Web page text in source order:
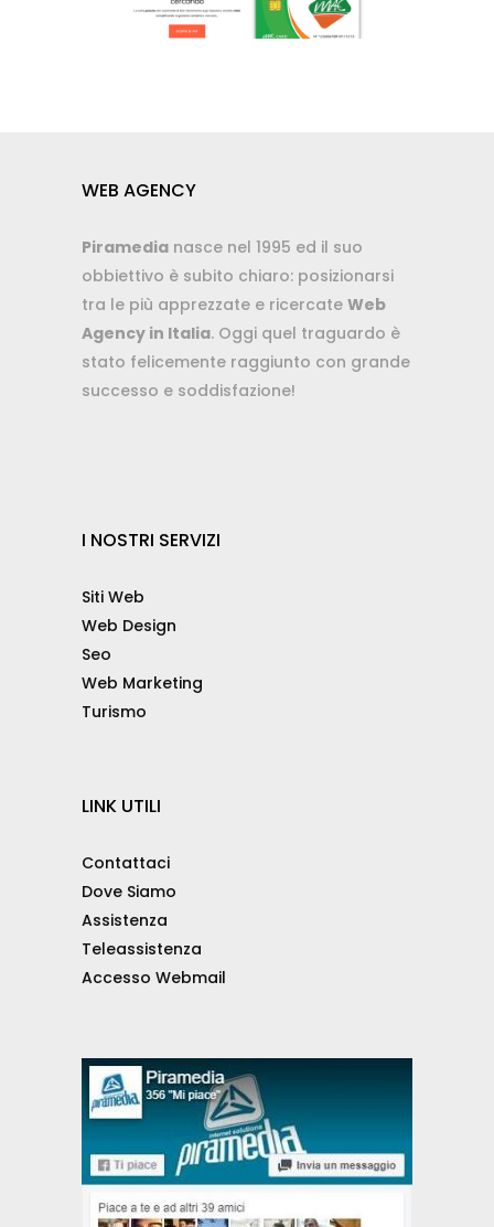
WEB AGENCY
Piramedia nasce nel 1995 ed il suo
obbiettivo è subito chiaro: posizionarsi
tra le più apprezzate e ricercate Web
Agency in Italia. Oggi quel traguardo è
stato felicemente raggiunto con grande
successo e soddisfazione!
I NOSTRI SERVIZI
Siti Web
Web Design
Seo
Web Marketing
Turismo
LINK UTILI
Contattaci
Dove Siamo
Assistenza
Teleassistenza
Accesso Webmail